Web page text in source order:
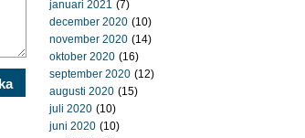
januari 2021 (7)
december 2020 (10)
november 2020 (14)
oktober 2020 (16)
september 2020 (12)
augusti 2020 (15)
juli 2020 (10)
juni 2020 (10)